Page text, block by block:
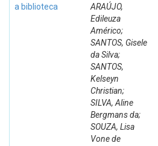
a biblioteca
ARAÚJO,
Edileuza
Américo;
SANTOS, Gisele
da Silva;
SANTOS,
Kelseyn
Christian;
SILVA, Aline
Bergmans da;
SOUZA, Lisa
Vone de